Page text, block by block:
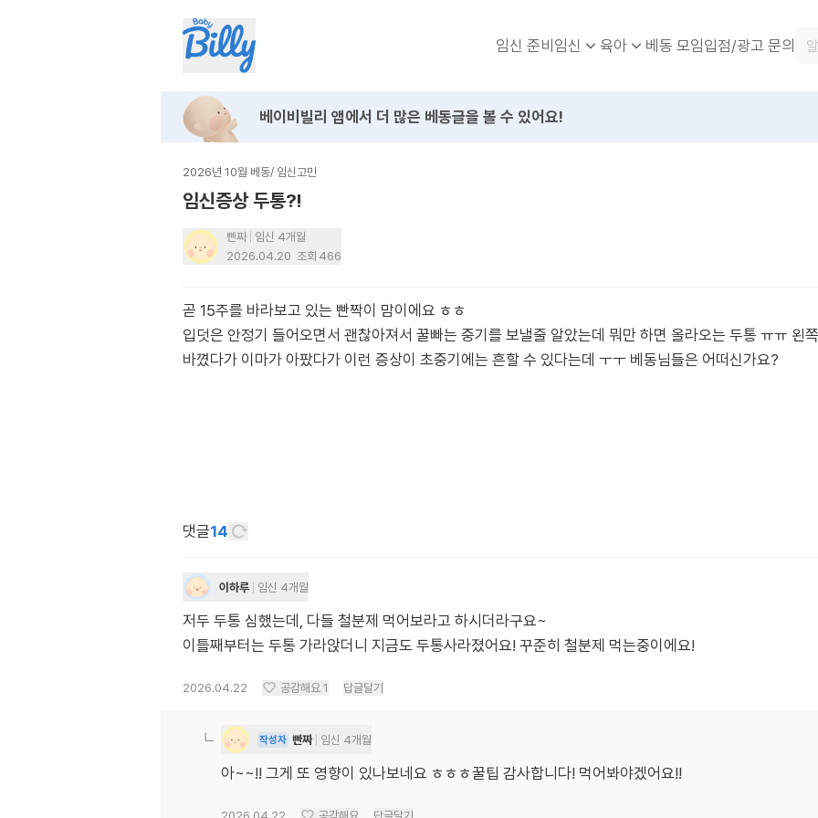
임신 준비임신 육아 베동 모임입점/광고 문의
베이비빌리 앱에서 더 많은 베동글을 볼 수 있어요!
2026년 10월 베동/ 임신고민
임신증상 두통?!
빤짜
임신 4개월
2026.04.20 조회 466
곧 15주를 바라보고 있는 빤짝이 맘이에요 ㅎㅎ
입덧은 안정기 들어오면서 괜찮아져서 꿀빠는 중기를 보낼줄 알았는데 뭐만 하면 올라오는 두통 ㅠㅠ 왼
바꼈다가 이마가 아팠다가 이런 증상이 초중기에는 흔할 수 있다는데 ㅜㅜ 베동님들은 어떠신가요?
댓글14
이하루 임신 4개월
저두 두통 심했는데, 다들 철분제 먹어보라고 하시더라구요~
이틀째부터는 두통 가라앉더니 지금도 두통사라졌어요! 꾸준히 철분제 먹는중이에요!
2026.04.22 공감해요 1 답글달기
작성자 빤짜 임신 4개월
아~~!! 그게 또 영향이 있나보네요 ㅎㅎㅎ꿀팁 감사합니다! 먹어봐야겠어요!!